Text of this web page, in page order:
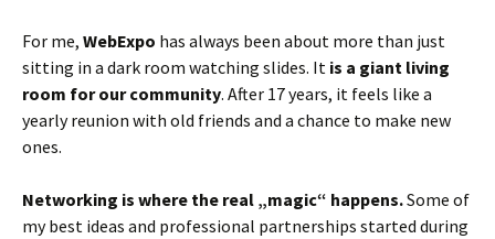
For me, WebExpo has always been about more than just
sitting in a dark room watching slides. It is a giant living
room for our community. After 17 years, it feels like a
yearly reunion with old friends and a chance to make new
ones.
Networking is where the real „magic“ happens.Some of
my best ideas and professional partnerships started during